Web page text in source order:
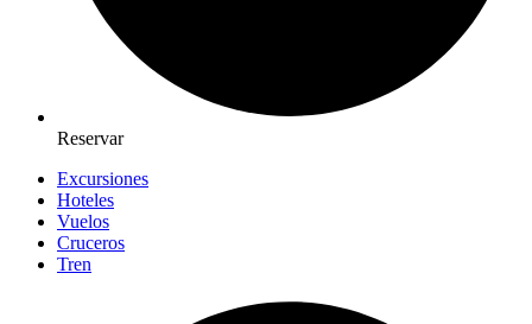
Reservar
Excursiones
Hoteles
Vuelos
Cruceros
Tren